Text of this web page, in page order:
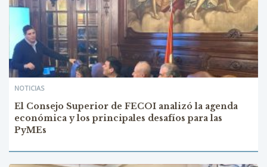
NOTICIAS
El Consejo Superior de FECOI analizó la agenda
económica y los principales desafíos para las
PyMEs